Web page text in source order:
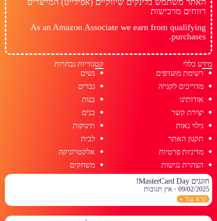
רווחים מרכישות
As an Amazon Associate we earn from qualifying
purchases.
מידע כללי
רשימת מועדפים
מדריכים לקנייה
אודותינו
יצירת קשר
גילוי נאות
תקנון האתר
מדיניות פרטיות
הצהרת נגישות
קטגוריות נבחרות
נשים
גברים
בנות
בנים
תינוקות
לבית
אלקטרוניקה
משחקים
חוגגים MasterCard Day!
09/02/2025
אין תגובות
קרא עוד »